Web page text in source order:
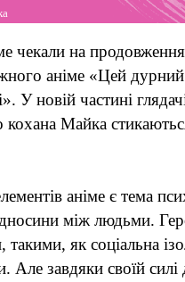
чекали на
аніме «Цей
У новій частині
кохана Майка
аніме є тема
між людьми.
як соціальна
Але завдяки своїй